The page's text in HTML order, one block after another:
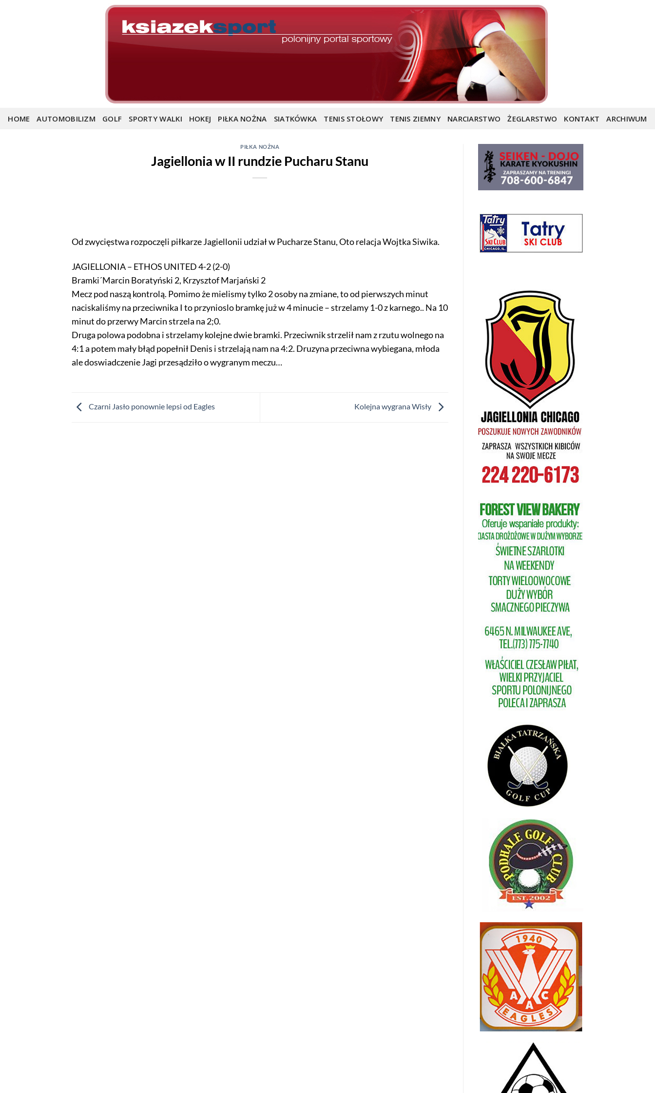
HOME AUTOMOBILIZM GOLF SPORTY WALKI HOKEJ PIŁKA NOŻNA SIATKÓWKA TENIS STOŁOWY TENIS ZIEMNY NARCIARSTWO ŻEGLARSTWO KONTAKT ARCHIWUM
PIŁKA NOŻNA
Jagiellonia w II rundzie Pucharu Stanu
Od zwycięstwa rozpoczęli piłkarze Jagiellonii udział w Pucharze Stanu, Oto relacja Wojtka Siwika.
JAGIELLONIA – ETHOS UNITED 4-2 (2-0)
Bramki´Marcin Boratyński 2, Krzysztof Marjański 2
Mecz pod naszą kontrolą. Pomimo że mielismy tylko 2 osoby na zmiane, to od pierwszych minut
naciskaliśmy na przeciwnika I to przynioslo bramkę już w 4 minucie – strzelamy 1-0 z karnego.. Na 10
minut do przerwy Marcin strzela na 2;0.
Druga polowa podobna i strzelamy kolejne dwie bramki. Przeciwnik strzelił nam z rzutu wolnego na
4:1 a potem mały błąd popełnił Denis i strzelają nam na 4:2. Druzyna przeciwna wybiegana, młoda
ale doswiadczenie Jagi przesądziło o wygranym meczu…
Czarni Jasło ponownie lepsi od Eagles Kolejna wygrana Wisły